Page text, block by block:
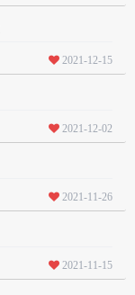
2021-12-15
2021-12-02
2021-11-26
2021-11-15